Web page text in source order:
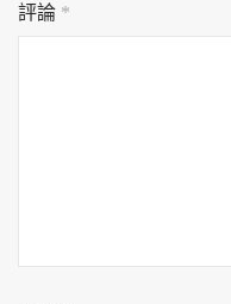
評論 *